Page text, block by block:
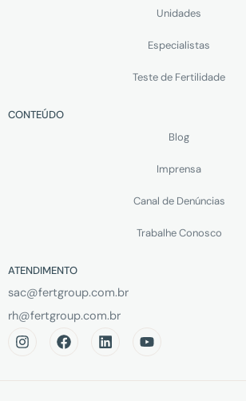
Unidades
Especialistas
Teste de Fertilidade
CONTEÚDO
Blog
Imprensa
Canal de Denúncias
Trabalhe Conosco
ATENDIMENTO
sac@fertgroup.com.br
rh@fertgroup.com.br